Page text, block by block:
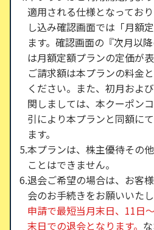
適用される仕様となってお
し込み確認画面では「月額
ます。確認画面の『次月以
は月額定額プランの定価が
ご請求額は本プランの料金
ください。また、初月およ
関しましては、本クーポン
引により本プランと同額に
ます。
本プランは、株主優待その
ことはできません。
退会ご希望の場合は、お客
会のお手続きをお願いいたし
申請で最短当月末日、11日
末日での退会となります。